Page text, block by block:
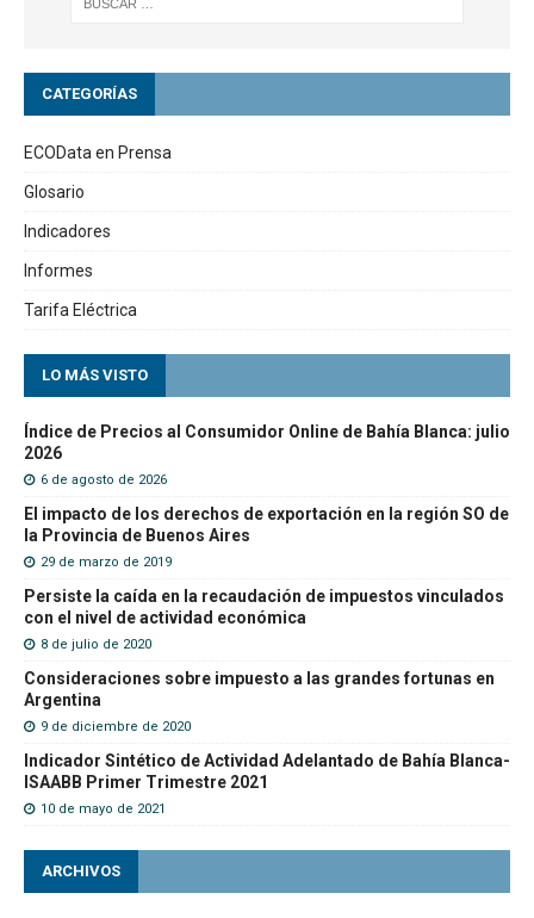
CATEGORÍAS
ECOData en Prensa
Glosario
Indicadores
Informes
Tarifa Eléctrica
LO MÁS VISTO
Índice de Precios al Consumidor Online de Bahía Blanca: julio
2026
6 de agosto de 2026
El impacto de los derechos de exportación en la región SO de
la Provincia de Buenos Aires
29 de marzo de 2019
Persiste la caída en la recaudación de impuestos vinculados
con el nivel de actividad económica
8 de julio de 2020
Consideraciones sobre impuesto a las grandes fortunas en
Argentina
9 de diciembre de 2020
Indicador Sintético de Actividad Adelantado de Bahía Blanca-
ISAABB Primer Trimestre 2021
10 de mayo de 2021
ARCHIVOS